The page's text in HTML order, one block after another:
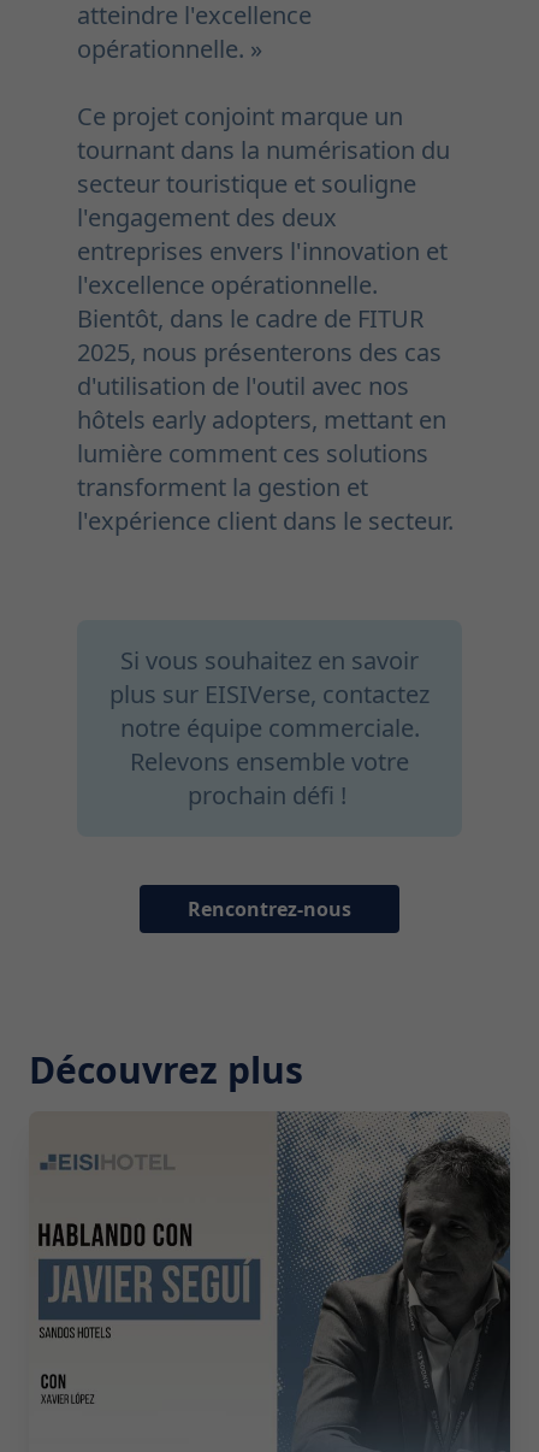
atteindre l'excellence
opérationnelle. »
Ce projet conjoint marque un
tournant dans la numérisation du
secteur touristique et souligne
l'engagement des deux
entreprises envers l'innovation et
l'excellence opérationnelle.
Bientôt, dans le cadre de FITUR
2025, nous présenterons des cas
d'utilisation de l'outil avec nos
hôtels early adopters, mettant en
lumière comment ces solutions
transforment la gestion et
l'expérience client dans le secteur.
Si vous souhaitez en savoir
plus sur EISIVerse, contactez
notre équipe commerciale.
Relevons ensemble votre
prochain défi !
Rencontrez-nous
Découvrez plus
2026-07-29 10:00:00